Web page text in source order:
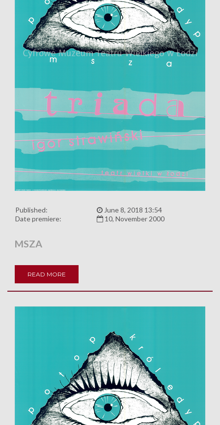
Published:
June 8, 2018 13:54
Date premiere:
10, November 2000
MSZA
READ MORE